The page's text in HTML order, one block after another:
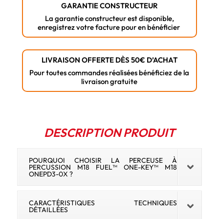
avec
AUTOSTOP
0X
-
Milwaukee
GARANTIE CONSTRUCTEUR
La garantie constructeur est disponible,
enregistrez votre facture pour en bénéficier
LIVRAISON OFFERTE DÈS 50€ D’ACHAT
Pour toutes commandes réalisées bénéficiez de la
livraison gratuite
DESCRIPTION PRODUIT
POURQUOI CHOISIR LA PERCEUSE À
PERCUSSION M18 FUEL™ ONE-KEY™ M18
ONEPD3-0X ?
CARACTÉRISTIQUES TECHNIQUES
DÉTAILLÉES